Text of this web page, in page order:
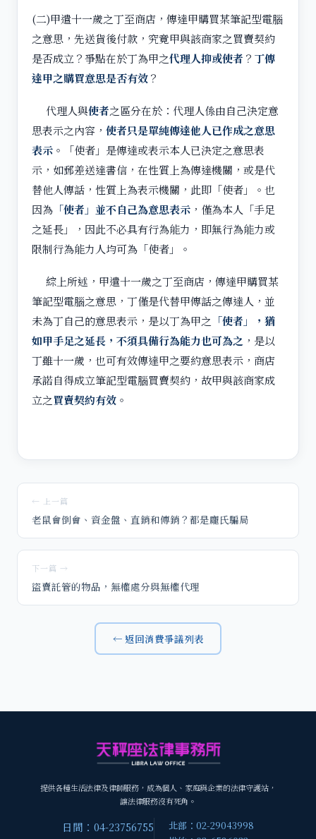
(二)甲遣十一歲之丁至商店，傳達甲購買某筆記型電腦
之意思，先送貨後付款，究竟甲與該商家之買賣契約
是否成立？爭點在於丁為甲之代理人抑或使者 ？ 丁傳
達甲之購買意思是否有效？
代理人與使者之區分在於：代理人係由自己決定意
思表示之內容， 使者只是單純傳達他人已作成之意思
表示 。「使者」是傳達或表示本人已決定之意思表
示，如郵差送達書信，在性質上為傳達機關，或是代
替他人傳話，性質上為表示機關，此即「使者」。也
因為 「使者」並不自己為意思表示 ，僅為本人「手足
之延長」，因此不必具有行為能力，即無行為能力或
限制行為能力人均可為「使者」。
綜上所述，甲遣十一歲之丁至商店，傳達甲購買某
筆記型電腦之意思，丁僅是代替甲傳話之傳達人，並
未為丁自己的意思表示，是以丁為甲之 「使者」，猶
如甲手足之延長，不須具備行為能力也可為之 ，是以
丁雖十一歲，也可有效傳達甲之要約意思表示，商店
承諾自得成立筆記型電腦買賣契約，故甲與該商家成
立之買賣契約有效 。
← 上一篇
老鼠會倒會、資金盤、直銷和傳銷？都是龐氏騙局
下一篇 →
盜賣託管的物品，無權處分與無權代理
← 返回消費爭議列表
提供各種生活法律及律師服務，成為個人、家庭與企業的法律守護站，
讓法律服務沒有死角。
日間：04-23756755
北部：02-29043998